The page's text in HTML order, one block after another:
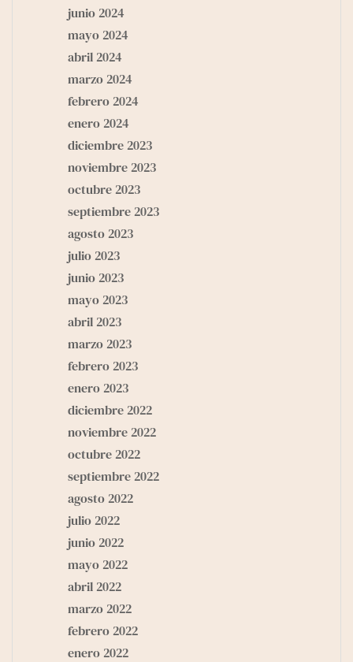
junio 2024
mayo 2024
abril 2024
marzo 2024
febrero 2024
enero 2024
diciembre 2023
noviembre 2023
octubre 2023
septiembre 2023
agosto 2023
julio 2023
junio 2023
mayo 2023
abril 2023
marzo 2023
febrero 2023
enero 2023
diciembre 2022
noviembre 2022
octubre 2022
septiembre 2022
agosto 2022
julio 2022
junio 2022
mayo 2022
abril 2022
marzo 2022
febrero 2022
enero 2022